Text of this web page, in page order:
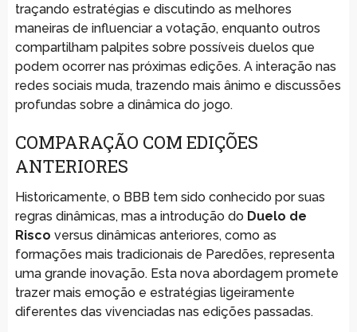
traçando estratégias e discutindo as melhores
maneiras de influenciar a votação, enquanto outros
compartilham palpites sobre possíveis duelos que
podem ocorrer nas próximas edições. A interação nas
redes sociais muda, trazendo mais ânimo e discussões
profundas sobre a dinâmica do jogo.
COMPARAÇÃO COM EDIÇÕES
ANTERIORES
Historicamente, o BBB tem sido conhecido por suas
regras dinâmicas, mas a introdução do Duelo de
Risco versus dinâmicas anteriores, como as
formações mais tradicionais de Paredões, representa
uma grande inovação. Esta nova abordagem promete
trazer mais emoção e estratégias ligeiramente
diferentes das vivenciadas nas edições passadas.